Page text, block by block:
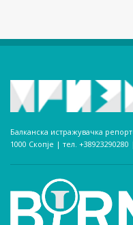
Балканска истражувачка
1000 Скопје | тел. +38923290280­ |